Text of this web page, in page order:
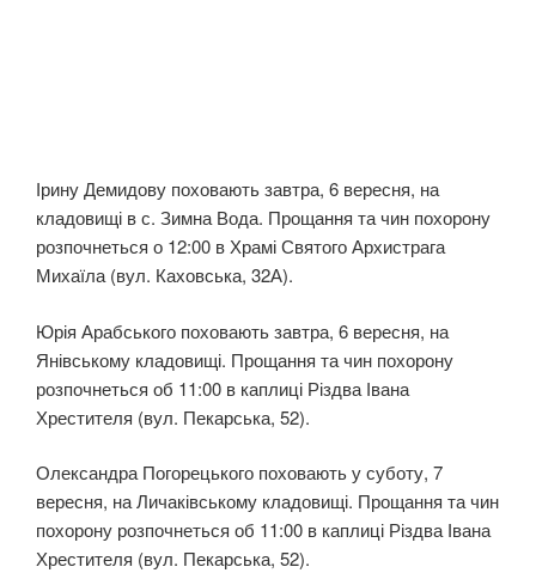
Ірину Демидову поховають завтра, 6 вересня, на
кладовищі в с. Зимна Вода. Прощання та чин похорону
розпочнеться о 12:00 в Храмі Святого Архистрага
Михаїла (вул. Каховська, 32А).
Юрія Арабського поховають завтра, 6 вересня, на
Янівському кладовищі. Прощання та чин похорону
розпочнеться об 11:00 в каплиці Різдва Івана
Хрестителя (вул. Пекарська, 52).
Олександра Погорецького поховають у суботу, 7
вересня, на Личаківському кладовищі. Прощання та чин
похорону розпочнеться об 11:00 в каплиці Різдва Івана
Хрестителя (вул. Пекарська, 52).